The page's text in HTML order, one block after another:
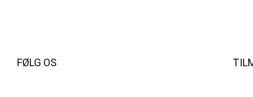
FØLG OS